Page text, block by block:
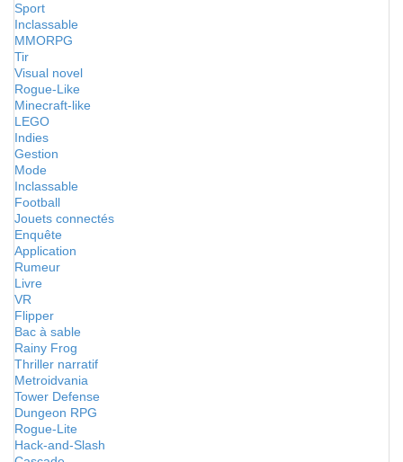
Sport
Inclassable
MMORPG
Tir
Visual novel
Rogue-Like
Minecraft-like
LEGO
Indies
Gestion
Mode
Inclassable
Football
Jouets connectés
Enquête
Application
Rumeur
Livre
VR
Flipper
Bac à sable
Rainy Frog
Thriller narratif
Metroidvania
Tower Defense
Dungeon RPG
Rogue-Lite
Hack-and-Slash